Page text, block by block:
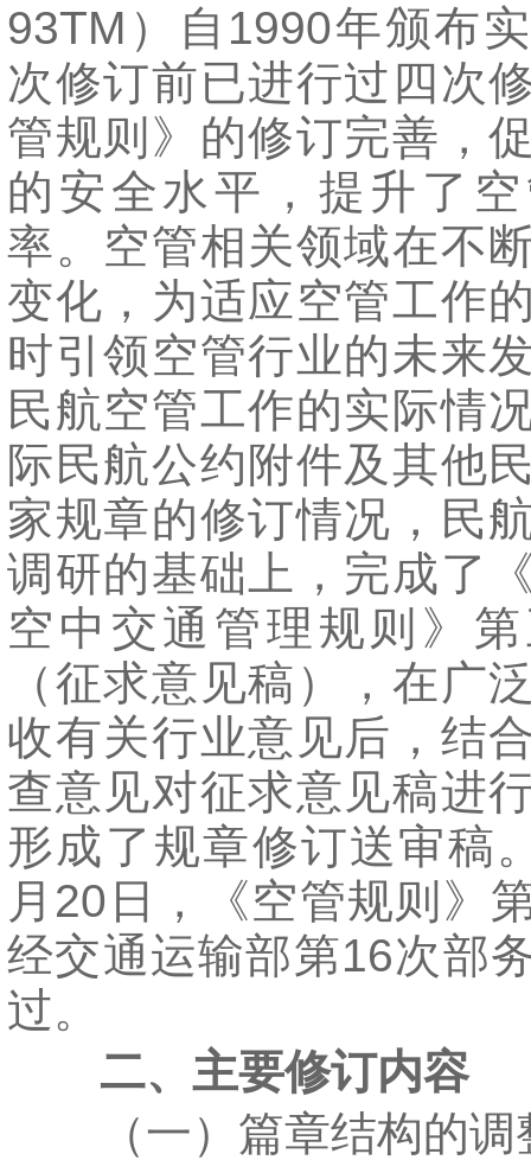
93TM）自1990年颁布
次修订前已进行过四次
管规则》的修订完善，
的安全水平，提升了
率。空管相关领域在不
变化，为适应空管工作
时引领空管行业的未来
民航空管工作的实际情
际民航公约附件及其他
家规章的修订情况，民
调研的基础上，完成了
空中交通管理规则》
（征求意见稿），在广
收有关行业意见后，结
查意见对征求意见稿进
形成了规章修订送审稿
月20日，《空管规则》
经交通运输部第16次部
过。
二、主要修订内容
（一）篇章结构的调